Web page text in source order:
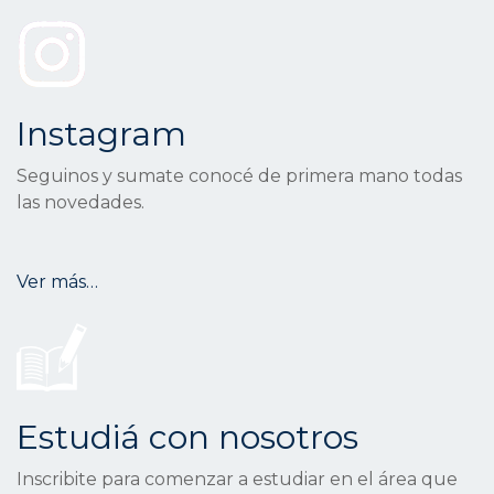
Instagram
Seguinos y sumate conocé de primera mano todas
las novedades.
Ver más…
Estudiá con nosotros
Inscribite para comenzar a estudiar en el área que